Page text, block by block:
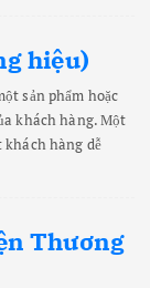
hiệu)
sản phẩm hoặc
khách hàng. Một
hàng dễ
Thương